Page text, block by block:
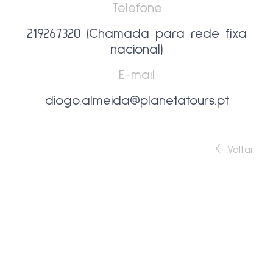
Telefone
219267320 (Chamada para rede fixa
nacional)
E-mail
diogo.almeida@planetatours.pt
Voltar